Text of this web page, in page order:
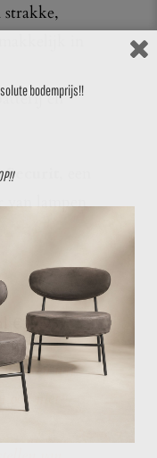
en
Securit
van lampen
€39,95)
geven wij
niet
bodemprijs!!